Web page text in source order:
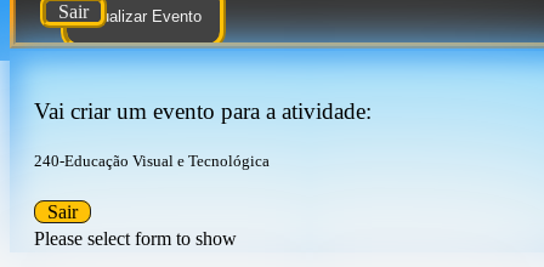
Atualizar Evento
Sair
Vai criar um evento para a atividade:
240-Educação Visual e Tecnológica
Please select form to show
Sair